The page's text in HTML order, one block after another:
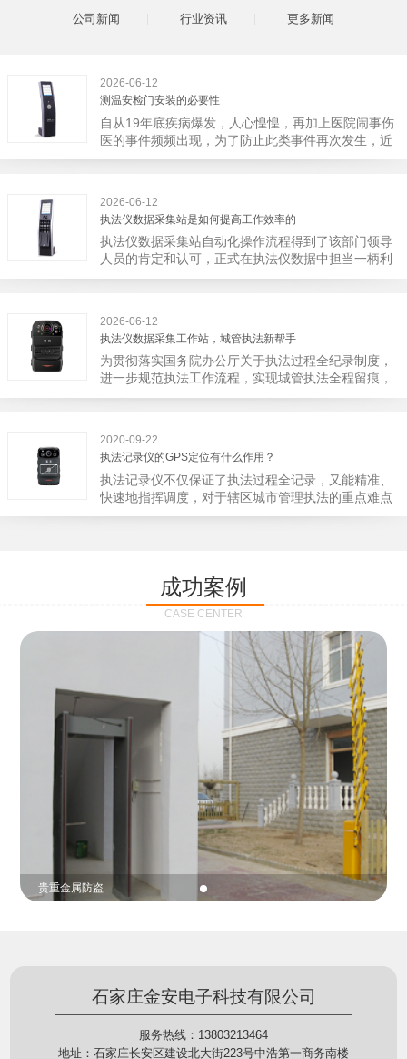
公司新闻 行业资讯 更多新闻
2026-06-12
测温安检门安装的必要性
自从19年底疾病爆发，人心惶惶，再加上医院闹事伤
医的事件频频出现，为了防止此类事件再次发生，近
日，广西南宁市卫建委发出通知，要求当地市属各三
大体只有两个，其一，安装安检门是否会激化矛盾。
其二，安装安检门可以防范于未然。1月6号当天，南
宁市第二医院刚试行安检的首日，检查出10多把各类
刀具和一把管制类刀具。近来伤医事件屡屡发生，安
装安检门可以缓解医生安全感不足的问题，同时安检
2026-06-12
执法仪数据采集站是如何提高工作效率的
执法仪数据采集站自动化操作流程得到了该部门领导
人员的肯定和认可，正式在执法仪数据中担当一柄利
剑。 执法仪数据采集站对于执法仪数据资料的管理
备能自动读取目标对象，并同步到采集站中，此外设
备具有断点续传的功能，如果碰到网络故障，可以从
已经上传或下载的部分开始继续上传下载未完成的部
分，而没有必要从头开始上传下载，能节省时间，提
高速度。再者待数据传输完毕之后，执法仪数据采集
下次直接使用，提高执法仪数据效率。执法仪数据采
集站还具有强大的数据存储管理系统，后台统计不同
上传时段、不同重要级别的数据，将统计结果以图表
或者报表的形式呈现；设备设置有用户操作权限管
理，自动将用户警员编号与执法仪编号绑定，保障数
据的合法性，同时系统可设置每个警员的权限，明确
2026-06-12
执法仪数据采集工作站，城管执法新帮手
为贯彻落实国务院办公厅关于执法过程全纪录制度，
进一步规范执法工作流程，实现城管执法全程留痕，
深入推进执法队伍规范化建设，给城管执法工作添加
止了双方矛盾的发生。现在有了执法仪数据采集工作
站，执法队员的担忧便得到有效的解决。每个采集工
作站可支持多台执法记录仪设备同时上传数据，队员
当天使用当天上传，通过数据线接入到采集工作站，
它会自动读取所有的视频、音频、图片、日志等信
作站也能自动为执法记录仪充充电、校校时，做执法
记录仪的贴心小"保姆"。随着群众法律意识的逐步提
高，行政执法行为更加"阳光、透明"，通过工作站可
以随时调取证据视频，精准查阅现场资料，直戳了当
的展示给行政相对人看，有效的减少了行政相对人对
城管执法行为的误解，树立了执法的公信力。
2020-09-22
执法记录仪的GPS定位有什么作用？
执法记录仪不仅保证了执法过程全记录，又能精准、
快速地指挥调度，对于辖区城市管理执法的重点难点
也能一目了然，在城市管理工作信息化中发挥着重要
定位模块，可通过移动网络将位置信息实时发送到监
控中心，在平台的电子地图上显示出设备的具体位
置，实时查看执法人员到岗情况及根据执法环境迅速
调配周边执法人员。同时，内置NFC芯片，可支持身
份证查验等拓展功能，在实战中发挥着重要的作用，
能广泛应用于交警公安执法、卫生监督、城管执法、
海关执法、路政、质量监督、林业园林、消防、质量
监督、公路铁路等各个领域。
成功案例
CASE CENTER
贵重金属防盗
石家庄金安电子科技有限公司
服务热线：13803213464
地址：石家庄长安区建设北大街223号中浩第一商务南楼